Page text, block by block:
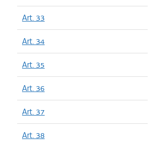
Art. 33
Art. 34
Art. 35
Art. 36
Art. 37
Art. 38